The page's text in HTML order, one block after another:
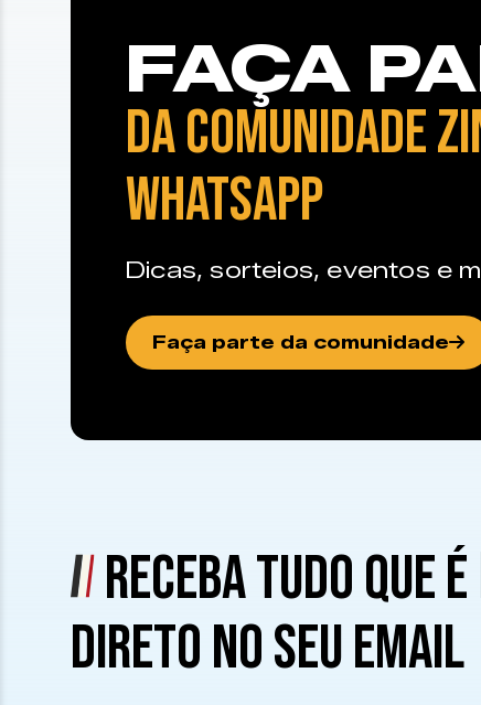
FAÇA
DA COMUNIDADE
WHATSAPP
Dicas, sorteios, eventos e
Faça parte da comunidade
RECEBA TUDO QUE É
DIRETO NO SEU EMAIL